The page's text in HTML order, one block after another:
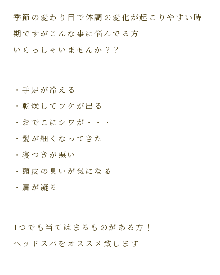
季節の変わり目で体調の変化が起こりやすい時
期ですがこんな事に悩んでる方
いらっしゃいませんか？？
・手足が冷える
・乾燥してフケが出る
・おでこにシワが・・・
・髪が細くなってきた
・寝つきが悪い
・頭皮の臭いが気になる
・肩が凝る
1つでも当てはまるものがある方！
ヘッドスパをオススメ致します